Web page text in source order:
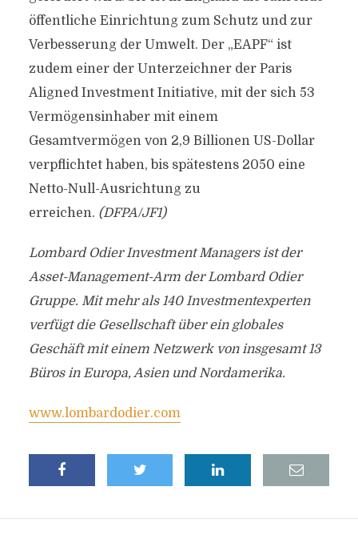
öffentliche Einrichtung zum Schutz und zur
Verbesserung der Umwelt. Der „EAPF“ ist
zudem einer der Unterzeichner der Paris
Aligned Investment Initiative, mit der sich 53
Vermögensinhaber mit einem
Gesamtvermögen von 2,9 Billionen US-Dollar
verpflichtet haben, bis spätestens 2050 eine
Netto-Null-Ausrichtung zu
erreichen. (DFPA/JF1)
Lombard Odier Investment Managers ist der
Asset-Management-Arm der Lombard Odier
Gruppe. Mit mehr als 140 Investmentexperten
verfügt die Gesellschaft über ein globales
Geschäft mit einem Netzwerk von insgesamt 13
Büros in Europa, Asien und Nordamerika.
www.lombardodier.com